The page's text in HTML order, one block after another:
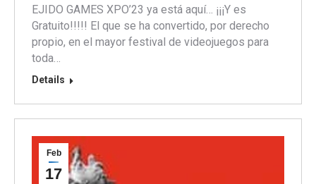
EJIDO GAMES XPO’23 ya está aquí… ¡¡¡Y es
Gratuito!!!!! El que se ha convertido, por derecho
propio, en el mayor festival de videojuegos para
toda…
Details
Feb
17